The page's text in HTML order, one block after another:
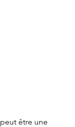
peut être une